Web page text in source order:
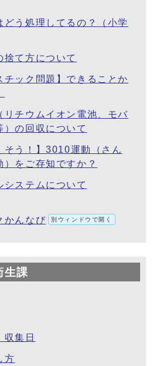
どう処理してるの？（小学
捨て方について
チック問題】できることか
リチウムイオン電池、モバ
）の回収について
そう！】3010運動（さん
）をご存知ですか？
システムについて
かんなび 別ウィンドウで開く
生課
収集日
方